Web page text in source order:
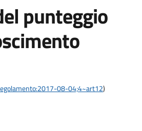
punteggio
08-04;4~art12)